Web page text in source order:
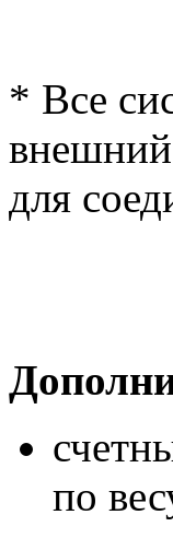
* Все
внешний
для
по